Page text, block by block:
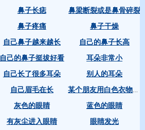
鼻子长痣 鼻梁断裂或是鼻骨碎裂
鼻子疼痛 鼻子干燥
自己鼻子越来越长 自己的鼻子长高
自己的鼻子挺拔好看 耳朵非常小
自己长了很多耳朵 别人的耳朵
自己眉毛在长
灰色的眼睛 蓝色的眼睛
有灰尘进入眼睛 眼睛发光